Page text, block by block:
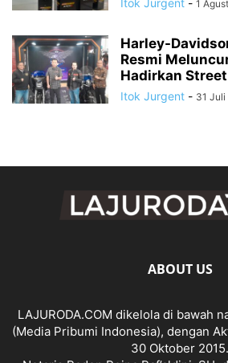
1
Harley-
Resmi
Hadirkan
Itok Jurgent - 31
ABOUT US
LAJURODA.COM dikelola di bawah
(Media Pribumi Indonesia), dengan
30 Oktober 2015.